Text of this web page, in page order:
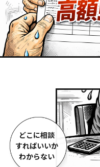
どこに相談
すればいいか
わからない